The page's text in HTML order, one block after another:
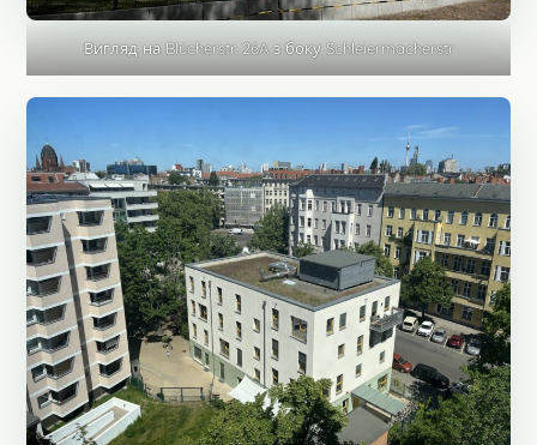
Вигляд на Blücherstr. 26A з боку Schleiermacherstr